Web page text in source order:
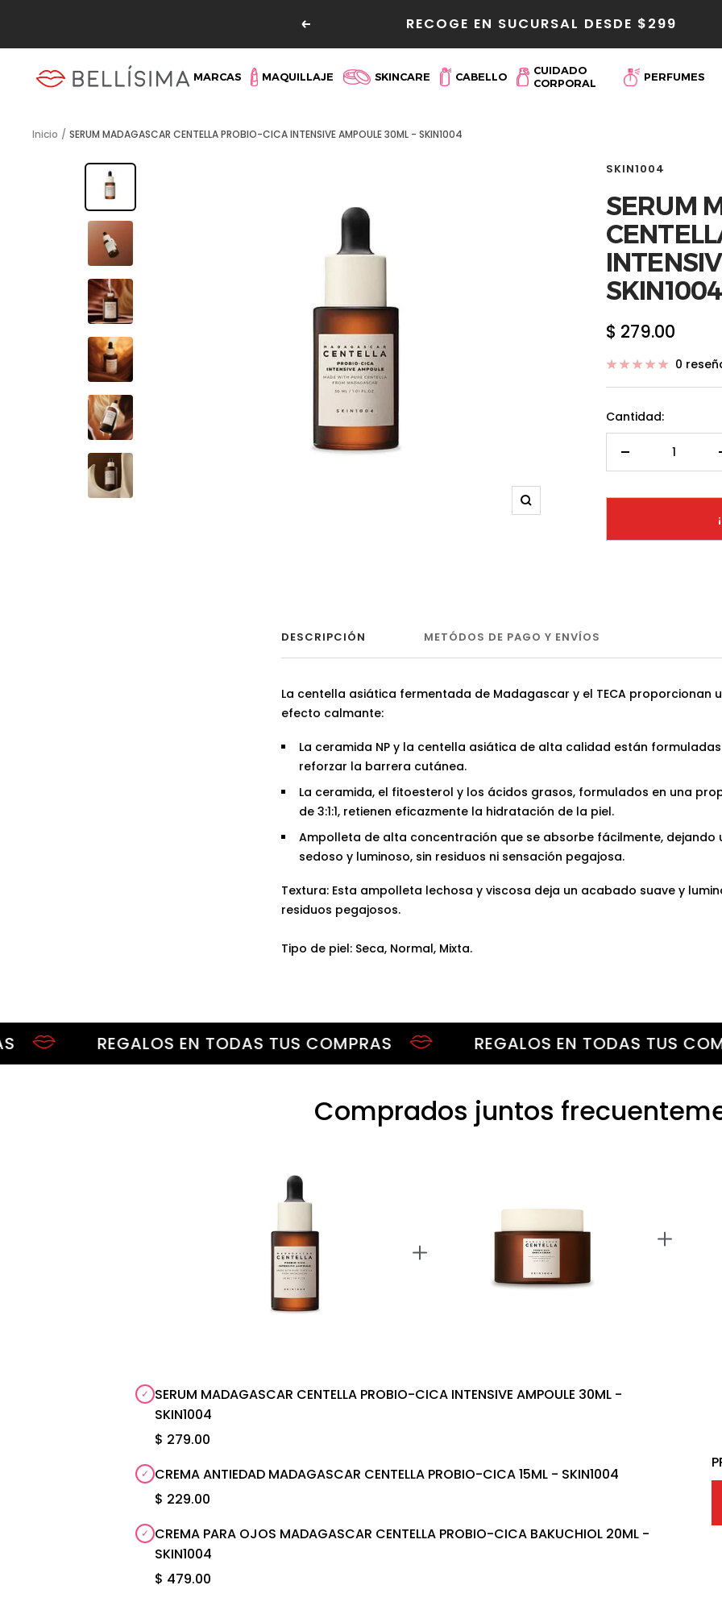
the
contenido
Anterior RECOGE EN SUCURSAL DESDE $299
MARCAS MAQUILLAJE SKINCARE CABELLO
CUIDADO
CORPORAL
PERFUMES
Bellisima
Inicio SERUM MADAGASCAR CENTELLA PROBIO-CICA INTENSIVE AMPOULE 30ML - SKIN1004
Zoom
SKIN1004
SERUM
SKIN1004
Precio
de
venta
$ 279.00
0
Cantidad:
Decrecer
DESCRIPCIÓN METÓDOS DE PAGO Y ENVÍOS
La centella asiática fermentada de Madagascar y el TECA proporcionan
efecto calmante:
La ceramida NP y la centella asiática de alta calidad están
reforzar la barrera cutánea.
La ceramida, el fitoesterol y los ácidos grasos, formulados en una
de 3:1:1, retienen eficazmente la hidratación de la piel.
Ampolleta de alta concentración que se absorbe fácilmente, dejando
sedoso y luminoso, sin residuos ni sensación pegajosa.
Textura: Esta ampolleta lechosa y viscosa deja un acabado suave y
residuos pegajosos.
Tipo de piel: Seca, Normal, Mixta.
REGALOS EN TODAS TUS COMPRAS REGALOS EN TODAS TUS COMPRAS
Comprados juntos
SERUM MADAGASCAR CENTELLA PROBIO-CICA INTENSIVE AMPOULE 30ML -
SKIN1004
$ 279.00
CREMA ANTIEDAD MADAGASCAR CENTELLA PROBIO-CICA 15ML - SKIN1004
$ 229.00
CREMA PARA OJOS MADAGASCAR CENTELLA PROBIO-CICA BAKUCHIOL 20ML -
SKIN1004
$ 479.00